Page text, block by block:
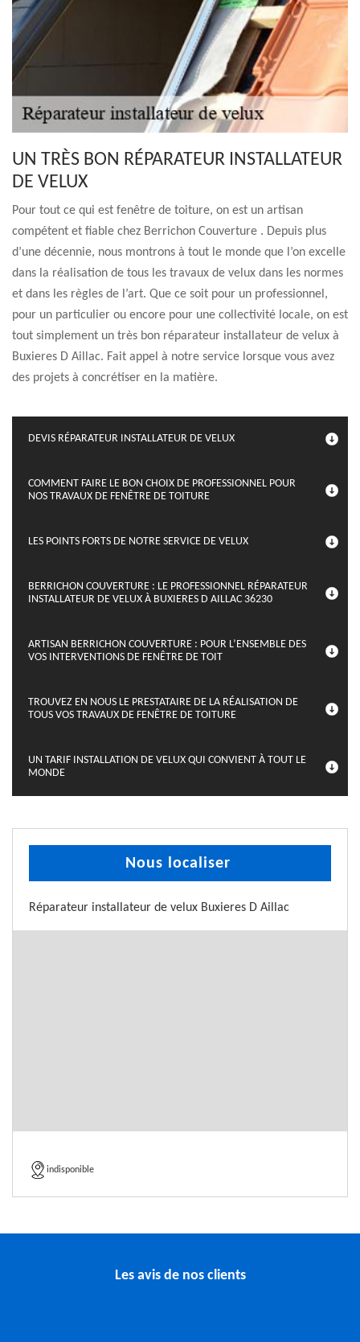
UN TRÈS BON RÉPARATEUR INSTALLATEUR
DE VELUX
Pour tout ce qui est fenêtre de toiture, on est un artisan
compétent et fiable chez Berrichon Couverture . Depuis plus
d’une décennie, nous montrons à tout le monde que l’on excelle
dans la réalisation de tous les travaux de velux dans les normes
et dans les règles de l’art. Que ce soit pour un professionnel,
pour un particulier ou encore pour une collectivité locale, on est
tout simplement un très bon réparateur installateur de velux à
Buxieres D Aillac. Fait appel à notre service lorsque vous avez
des projets à concrétiser en la matière.
DEVIS RÉPARATEUR INSTALLATEUR DE VELUX
COMMENT FAIRE LE BON CHOIX DE PROFESSIONNEL POUR
NOS TRAVAUX DE FENÊTRE DE TOITURE
LES POINTS FORTS DE NOTRE SERVICE DE VELUX
BERRICHON COUVERTURE : LE PROFESSIONNEL RÉPARATEUR
INSTALLATEUR DE VELUX À BUXIERES D AILLAC 36230
ARTISAN BERRICHON COUVERTURE : POUR L’ENSEMBLE DES
VOS INTERVENTIONS DE FENÊTRE DE TOIT
TROUVEZ EN NOUS LE PRESTATAIRE DE LA RÉALISATION DE
TOUS VOS TRAVAUX DE FENÊTRE DE TOITURE
UN TARIF INSTALLATION DE VELUX QUI CONVIENT À TOUT LE
MONDE
Nous localiser
Réparateur installateur de velux Buxieres D Aillac
indisponible
Les avis de nos clients